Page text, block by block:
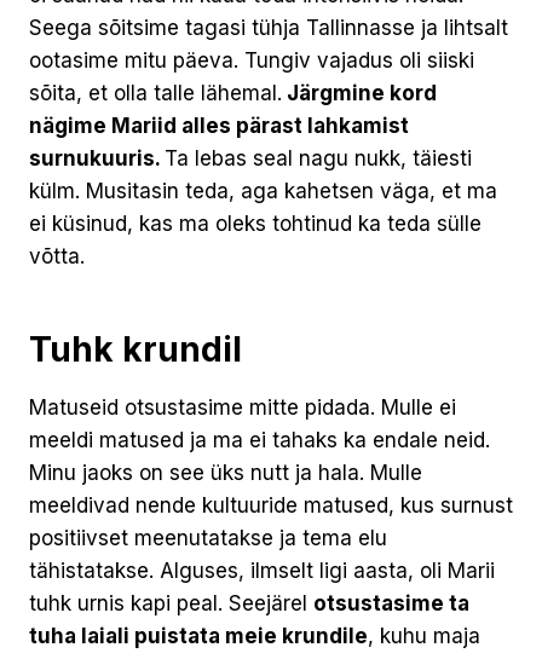
Seega sõitsime tagasi tühja Tallinnasse ja lihtsalt
ootasime mitu päeva. Tungiv vajadus oli siiski
sõita, et olla talle lähemal. Järgmine kord
nägime Mariid alles pärast lahkamist
surnukuuris. Ta lebas seal nagu nukk, täiesti
külm. Musitasin teda, aga kahetsen väga, et ma
ei küsinud, kas ma oleks tohtinud ka teda sülle
võtta.
Tuhk krundil
Matuseid otsustasime mitte pidada. Mulle ei
meeldi matused ja ma ei tahaks ka endale neid.
Minu jaoks on see üks nutt ja hala. Mulle
meeldivad nende kultuuride matused, kus surnust
positiivset meenutatakse ja tema elu
tähistatakse. Alguses, ilmselt ligi aasta, oli Marii
tuhk urnis kapi peal. Seejärel otsustasime ta
tuha laiali puistata meie krundile, kuhu maja